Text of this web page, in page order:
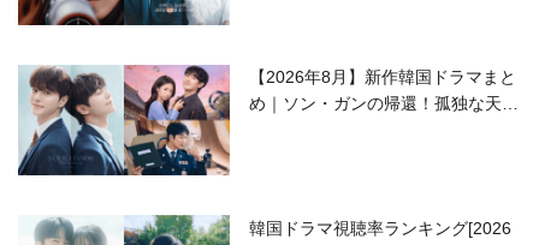
【2026年8月】新作韓国ドラマまと
め｜ソン・ガンの帰還！孤独な天才
韓国ドラマ視聴率ランキング[2026